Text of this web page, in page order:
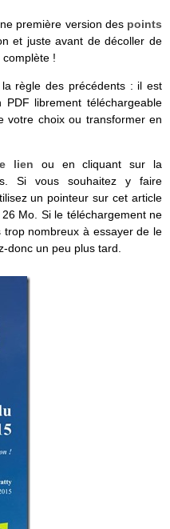
première version des points
et juste avant de décoller de
complète !
règle des précédents : il est
librement téléchargeable
votre choix ou transformer en
lien ou en cliquant sur la
Si vous souhaitez y faire
un pointeur sur cet article
Mo. Si le téléchargement ne
trop nombreux à essayer de le
donc un peu plus tard.